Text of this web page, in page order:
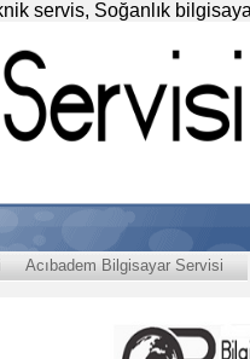
servis, Soğanlık
Acıbadem Bilgisayar Servisi